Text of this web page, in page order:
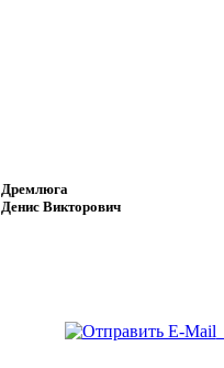
Дремлюга
Денис Викторович